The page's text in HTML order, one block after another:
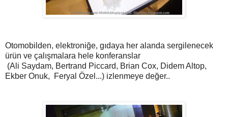
Otomobilden, elektroniğe, gıdaya her alanda sergilenecek
ürün ve çalışmalara hele konferanslar
(Ali Saydam, Bertrand Piccard, Brian Cox, Didem Altop,
Ekber Onuk, Feryal Özel...) izlenmeye değer..